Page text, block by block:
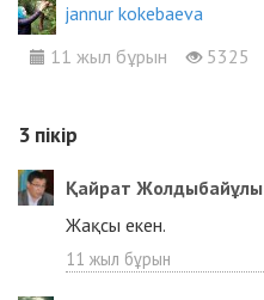
jannur kokebaeva
11 жыл бұрын
5325
3 пікір
Қайрат Жолдыбайұлы
Жақсы екен.
11 жыл бұрын